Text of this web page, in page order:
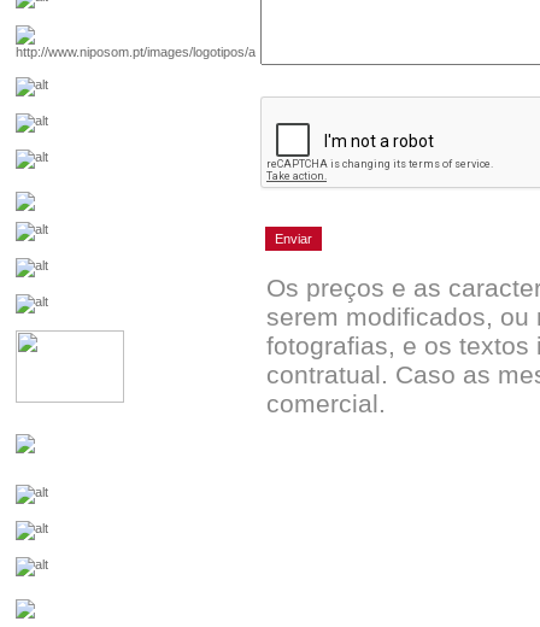
Os preços e as
serem modificados, ou
fotografias, e os
contratual. Caso as
comercial.